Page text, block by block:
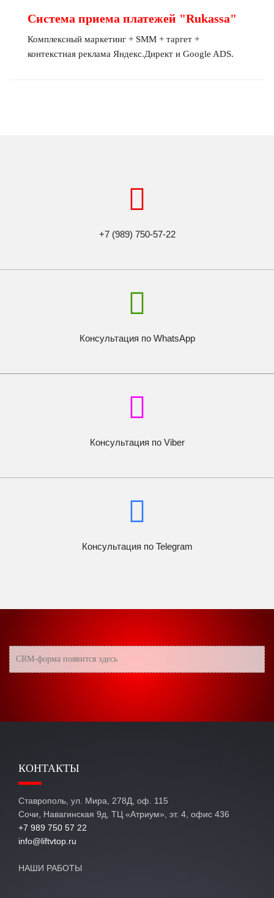
Система приема платежей "Rukassa"
Комплексный маркетинг + SMM + таргет +
контекстная реклама Яндекс.Директ и Google ADS.
+7 (989) 750-57-22
Консультация по WhatsApp
Консультация по Viber
Консультация по Telegram
CRM-форма появится здесь
КОНТАКТЫ
Ставрополь, ул. Мира, 278Д, оф. 115
Сочи, Навагинская 9д, ТЦ «Атриум», эт. 4, офис 436
+7 989 750 57 22
info@liftvtop.ru
НАШИ РАБОТЫ